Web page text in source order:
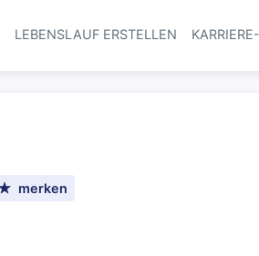
Haupt-
LEBENSLAUF ERSTELLEN
merken